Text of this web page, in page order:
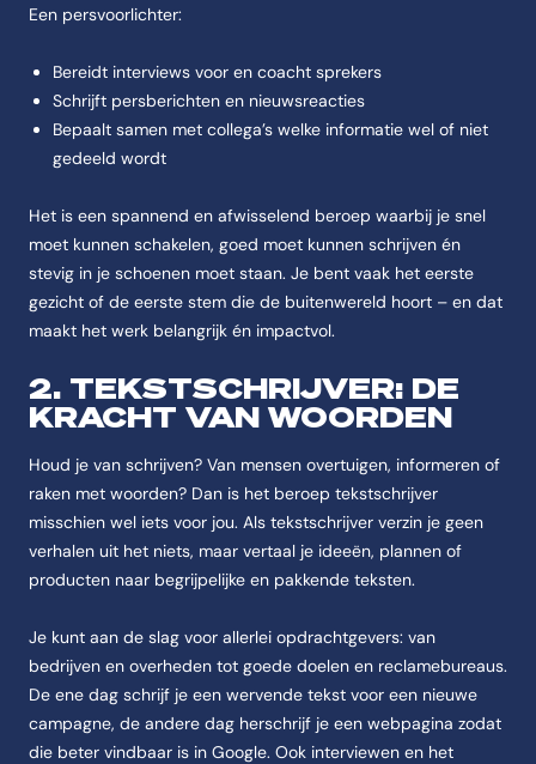
Een persvoorlichter:
Bereidt interviews voor en coacht sprekers
Schrijft persberichten en nieuwsreacties
Bepaalt samen met collega’s welke informatie wel of niet
gedeeld wordt
Het is een spannend en afwisselend beroep waarbij je snel
moet kunnen schakelen, goed moet kunnen schrijven én
stevig in je schoenen moet staan. Je bent vaak het eerste
gezicht of de eerste stem die de buitenwereld hoort – en dat
maakt het werk belangrijk én impactvol.
2. TEKSTSCHRIJVER: DE
KRACHT VAN WOORDEN
Houd je van schrijven? Van mensen overtuigen, informeren of
raken met woorden? Dan is het beroep tekstschrijver
misschien wel iets voor jou. Als tekstschrijver verzin je geen
verhalen uit het niets, maar vertaal je ideeën, plannen of
producten naar begrijpelijke en pakkende teksten.
Je kunt aan de slag voor allerlei opdrachtgevers: van
bedrijven en overheden tot goede doelen en reclamebureaus.
De ene dag schrijf je een wervende tekst voor een nieuwe
campagne, de andere dag herschrijf je een webpagina zodat
die beter vindbaar is in Google. Ook interviewen en het